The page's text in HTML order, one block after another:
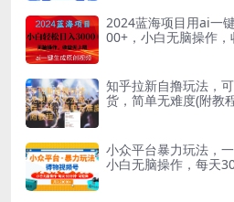
2024蓝海项目用ai一
00+，小白无脑操作，
知乎拉新自撸玩法，
货，简单无难度(附教
小众平台暴力玩法，
小白无脑操作，每天